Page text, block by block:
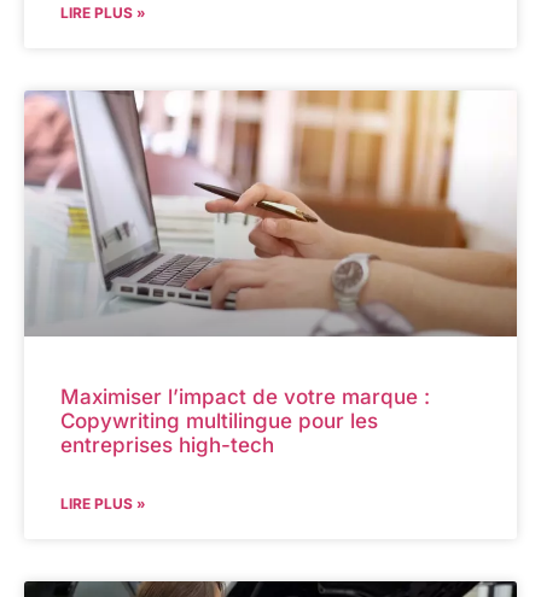
LIRE PLUS »
Maximiser l’impact de votre marque :
Copywriting multilingue pour les
entreprises high-tech
LIRE PLUS »